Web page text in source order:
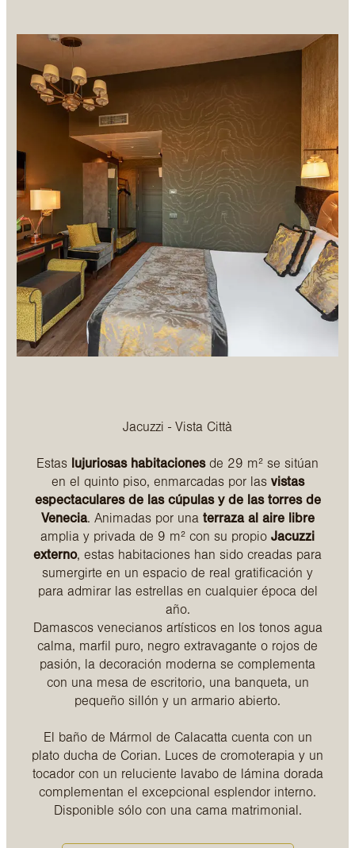
Jacuzzi - Vista Città
Estas lujuriosas habitacionesde 29 m² se sitúan
en el quinto piso, enmarcadas por lasvistas
espectaculares de las cúpulas y de las torres de
Venecia. Animadas por una terraza al aire libre
amplia y privada de 9 m² con su propio Jacuzzi
externo, estas habitaciones han sido creadas para
sumergirte en un espacio de real gratificación y
para admirar las estrellas en cualquier época del
año.
Damascos venecianos artísticos en los tonos agua
calma, marfil puro, negro extravagante o rojos de
pasión, la decoración moderna se complementa
con una mesa de escritorio, una banqueta, un
pequeño sillón y un armario abierto.
El baño de Mármol de Calacatta cuenta con un
plato ducha de Corian. Luces de cromoterapia y un
tocador con un reluciente lavabo de lámina dorada
complementan el excepcional esplendor interno.
Disponible sólo con una cama matrimonial.